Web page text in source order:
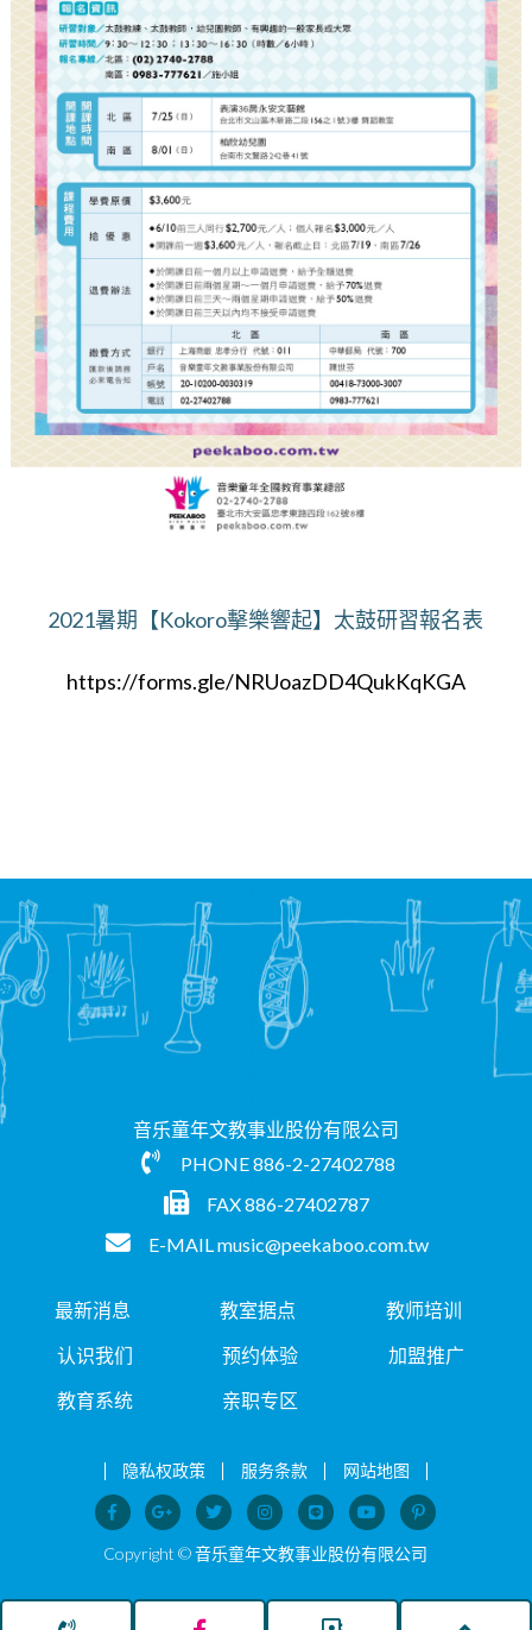
2021暑期【Kokoro擊樂響起】太鼓研習報名表
https://forms.gle/NRUoazDD4QukKqKGA
音乐童年文教事业股份有限公司
PHONE886-2-27402788
FAX 886-27402787
E-MAIL music@peekaboo.com.tw
最新消息 教室据点
教师培训
认识我们
预约体验
加盟推广
教育系统
亲职专区
隐私权政策 服务条款 网站地图
Copyright © 音乐童年文教事业股份有限公司